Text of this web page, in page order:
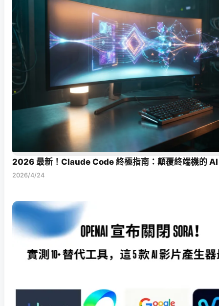
2026 最新！Claude Code 終極指南：顛覆終端機的 AI
2026/4/24